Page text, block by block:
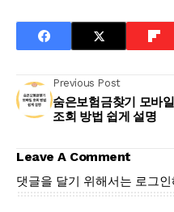
Previous Post
숨은보험금찾기 모바일
조회 방법 쉽게 설명
Leave A Comment
댓글을 달기 위해서는 로그인